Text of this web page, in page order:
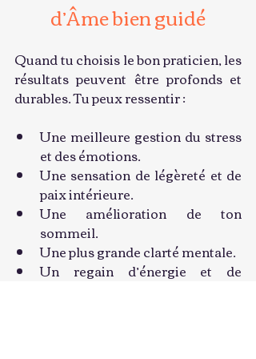
d’Âme bien guidé
Quand tu choisis le bon praticien, les
résultats peuvent être profonds et
durables. Tu peux ressentir :
Une meilleure gestion du stress
et des émotions.
Une sensation de légèreté et de
paix intérieure.
Une amélioration de ton
sommeil.
Une plus grande clarté mentale.
Un regain d’énergie et de